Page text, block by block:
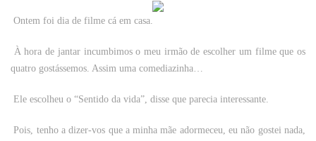
Ontem foi dia de filme cá em casa.
À hora de jantar incumbimos o meu irmão de escolher um filme que os
quatro gostássemos. Assim uma comediazinha…
Ele escolheu o “Sentido da vida”, disse que parecia interessante.
Pois, tenho a dizer-vos que a minha mãe adormeceu, eu não gostei nada,